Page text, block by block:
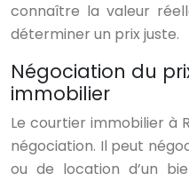
connaître la valeur
déterminer un prix juste.
Négociation du
immobilier
Le courtier immobilier à
négociation. Il peut
ou de location d’un